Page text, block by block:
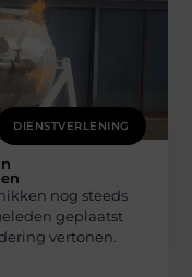
DIENSTVERLENING
nog steeds
geplaatst
vertonen.